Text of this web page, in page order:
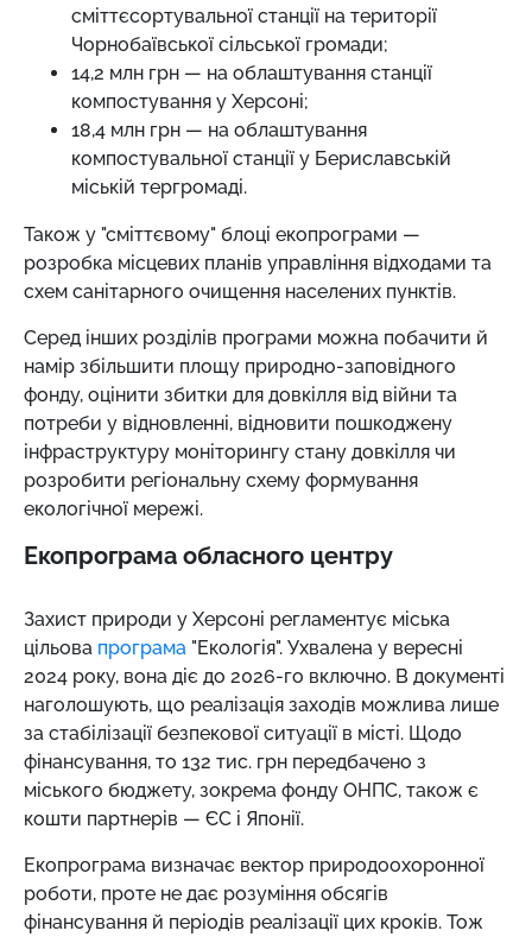
сміттєсортувальної станції на території
Чорнобаївської сільської громади;
14,2 млн грн — на облаштування станції
компостування у Херсоні;
18,4 млн грн — на облаштування
компостувальної станції у Бериславській
міській тергромаді.
Також у "сміттєвому" блоці екопрограми —
розробка місцевих планів управління відходами та
схем санітарного очищення населених пунктів.
Серед інших розділів програми можна побачити й
намір збільшити площу природно-заповідного
фонду, оцінити збитки для довкілля від війни та
потреби у відновленні, відновити пошкоджену
інфраструктуру моніторингу стану довкілля чи
розробити регіональну схему формування
екологічної мережі.
Екопрограма обласного центру
Захист природи у Херсоні регламентує міська
цільова програма "Екологія". Ухвалена у вересні
2024 року, вона діє до 2026-го включно. В документі
наголошують, що реалізація заходів можлива лише
за стабілізації безпекової ситуації в місті. Щодо
фінансування, то 132 тис. грн передбачено з
міського бюджету, зокрема фонду ОНПС, також є
кошти партнерів — ЄС і Японії.
Екопрограма визначає вектор природоохоронної
роботи, проте не дає розуміння обсягів
фінансування й періодів реалізації цих кроків. Тож